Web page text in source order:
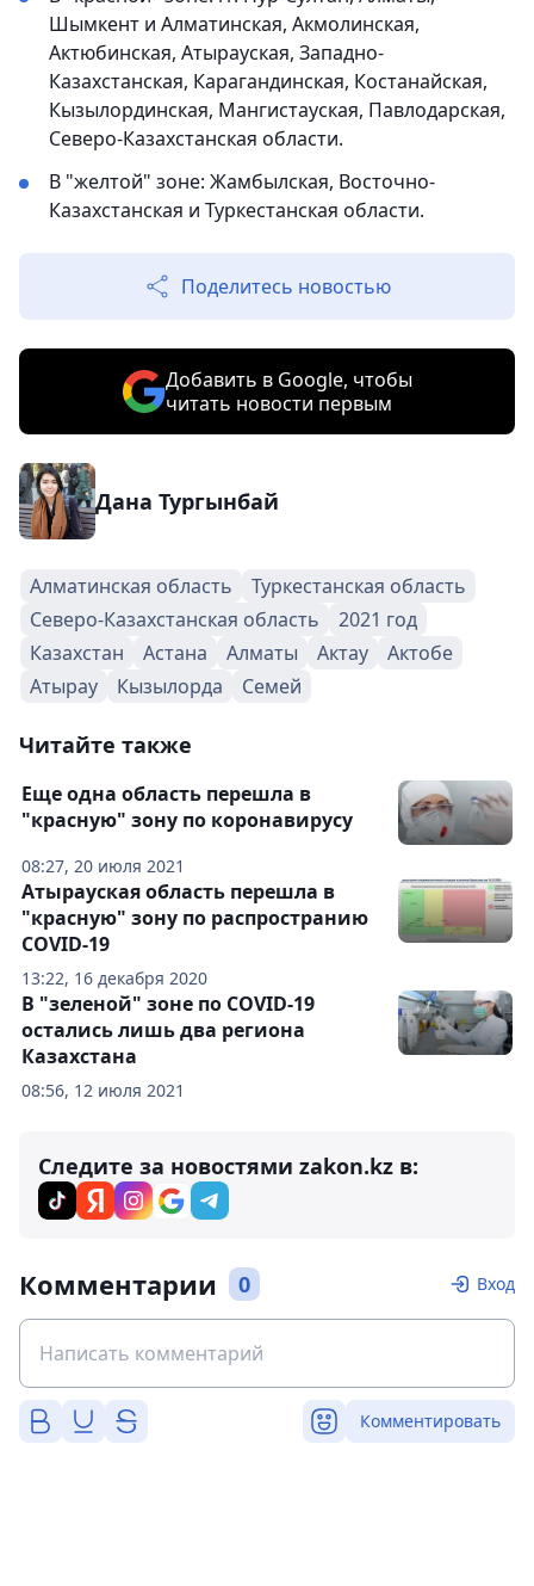
Шымкент и Алматинская, Акмолинская,
Актюбинская, Атырауская, Западно-
Казахстанская, Карагандинская, Костанайская,
Кызылординская, Мангистауская, Павлодарская,
Северо-Казахстанская области.
В "желтой" зоне: Жамбылская, Восточно-
Казахстанская и Туркестанская области.
Поделитесь новостью
Добавить в Google, чтобы
читать новости первым
Дана Тургынбай
Алматинская область
Туркестанская область
Северо-Казахстанская область
2021 год
Казахстан
Астана Алматы Актау
Актобе
Атырау
Кызылорда Семей
Читайте также
08:27, 20 июля 2021
Еще одна область перешла в
"красную" зону по коронавирусу
13:22, 16 декабря 2020
Атырауская область перешла в
"красную" зону по распространию
COVID-19
08:56, 12 июля 2021
В "зеленой" зоне по COVID-19
остались лишь два региона
Казахстана
Следите за новостями zakon.kz в:
Комментарии 0 Вход
Комментировать